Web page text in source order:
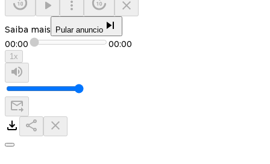
Saiba mais Pular anuncio
00:00 00:00
1x